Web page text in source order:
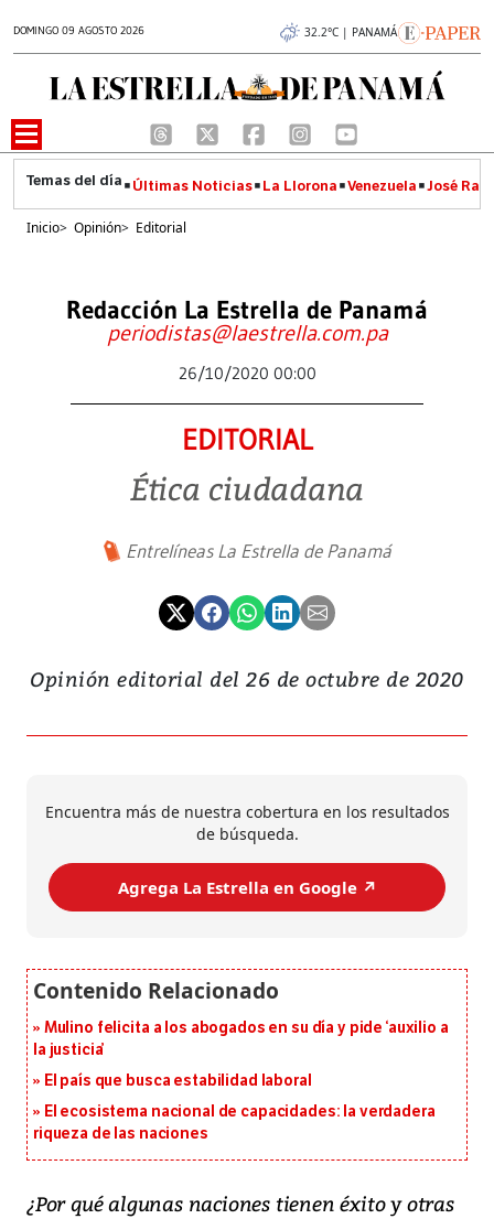
DOMINGO 09 AGOSTO 2026 32.2°C | PANAMÁ
Últimas Noticias La Llorona Venezuela José
Inicio> Opinión> Editorial
Redacción La Estrella de Panamá
periodistas@laestrella.com.pa
26/10/2020 00:00
EDITORIAL
Ética ciudadana
Entrelíneas La Estrella de Panamá
Opinión editorial del 26 de octubre de 2020
Encuentra más de nuestra cobertura en los resultados
de búsqueda.
Agrega La Estrella en Google ↗️
Mulino felicita a los abogados en su día y pide ‘auxilio a
la justicia’
El país que busca estabilidad laboral
El ecosistema nacional de capacidades: la verdadera
riqueza de las naciones
¿Por qué algunas naciones tienen éxito y otras